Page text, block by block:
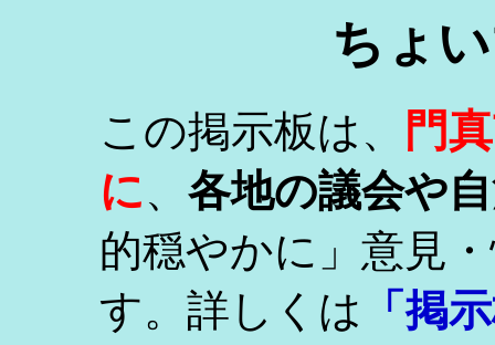
ちょ
この掲示板は、
門
に、 各地の議会や
的穏やかに」意見
す。詳しくは
「掲